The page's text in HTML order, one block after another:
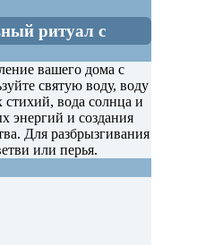
ритуал с
1901 раз)
вашего дома с
святую воду, воду
стихий, вода солнца и
энергий и создания
Для разбрызгивания
или перья.